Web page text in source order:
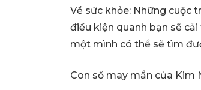
Về sức khỏe: Những cuộc
điều kiện quanh bạn sẽ
một mình có thể sẽ tìm
Con số may mắn của Kim